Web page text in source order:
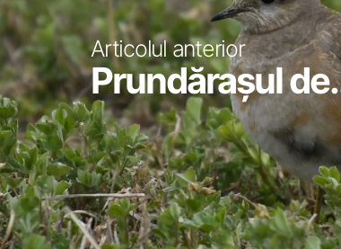
Articolul anterior
Prundăraşul